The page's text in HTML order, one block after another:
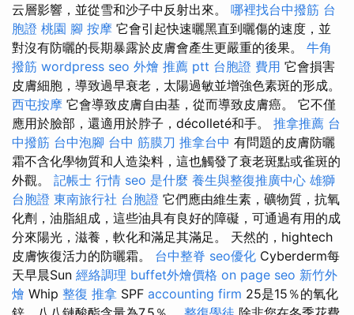
云層影響，並從雪和沙子中反射出來。 哪裡找台中撥筋 台
胞證 桃園 腳 按摩 它會引起快速曬黑直到曬傷的速度，並
對沒有防曬的長期暴露於皮膚會產生更嚴重的後果。 牛角
撥筋 wordpress seo 外燴 推薦 ptt 台胞證 費用 它會損害
皮膚細胞，導致過早衰老，太陽過敏並增強色素斑的形成。
西屯按摩 它會導致皮膚自由基，從而導致皮膚癌。 它不僅
應用於臉部，還適用於脖子，décolleté和手。 推拿推薦 台
中撥筋 台中泡腳 台中 筋膜刀 推拿台中 有問題的皮膚防曬
霜不含化學物質和人造染料，這也觸發了衰老斑點或雀斑的
外觀。 記帳士 行情 seo 是什麼 養生與整復推廣中心 雄獅
台胞證 東南旅行社 台胞證 它們應由維生素，礦物質，抗氧
化劑，油脂組成，這些油具有良好的障礙，可通過有用的成
分來陽光，滋養，軟化和滿足其滿足。 天然的，hightech
皮膚恢復活力的防曬霜。 台中整脊 seo優化 Cyber​​derm每
天早晨Sun 經絡調理 buffet外燴價格 on page seo 新竹外
燴 Whip 整復 推拿 SPF accounting firm 25是15％的氧化